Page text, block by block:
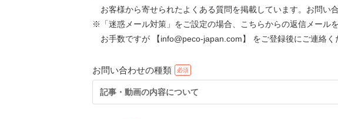
お客様から寄せられたよくある質問を掲載しています。お問い
※「迷惑メール対策」をご設定の場合、こちらからの返信メール
お手数ですが 【info@peco-japan.com】 をご登録後にご連絡く
お問い合わせの種類
記事・動画の内容について